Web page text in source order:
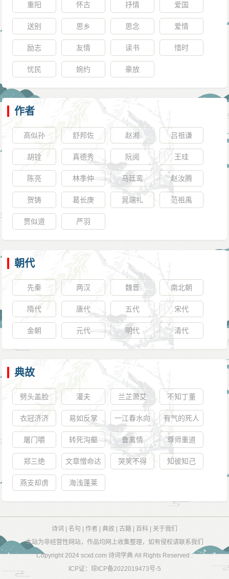
重阳 怀古 抒情 爱国
送别 思乡 思念 爱情
励志 友情 读书 惜时
忧民 婉约 豪放
作者
高似孙 舒邦佐 赵湘 吕祖谦
胡铨 真德秀 阮阅 王珪
陈亮 林季仲 马廷鸾 赵汝腾
贺铸 葛长庚 晁端礼 范祖禹
贾似道 严羽
朝代
先秦 两汉 魏晋 南北朝
隋代 唐代 五代 宋代
金朝 元代 明代 清代
典故
劈头盖脸 灌夫 兰芷萧艾 不知丁董
衣冠济济 易如反掌
一江春水向
东流
有气的死人
屠门嚼 转死沟壑 鲁禽情 尊师重道
郑三绝 文章憎命达 哭笑不得 知彼知己
燕支却虏 海浅蓬莱
诗词 名句 作者 典故 古籍 百科
关于我们
本站为非经营性网站，作品均网上收集整理，如有侵权请联系我们
Copyright 2024 scxd.com 诗词学典 All Rights Reserved .
ICP证： 琼ICP备2022019473号-5